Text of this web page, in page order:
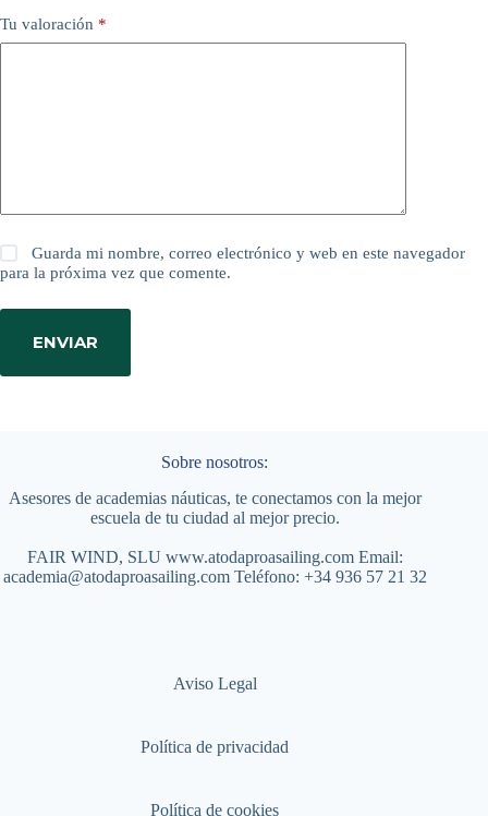
Tu valoración *
Guarda mi nombre, correo electrónico y web en este navegador
para la próxima vez que comente.
ENVIAR
Sobre nosotros:
Asesores de academias náuticas, te conectamos con la mejor
escuela de tu ciudad al mejor precio.
FAIR WIND, SLU www.atodaproasailing.comEmail:
academia@atodaproasailing.comTeléfono: +34 936 57 21 32
Aviso Legal
Política de privacidad
Política de cookies